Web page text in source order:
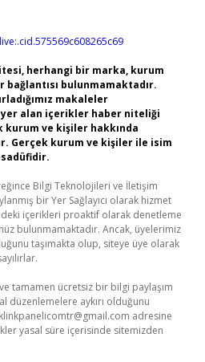
herhangi bir marka, kurum
bulunmamaktadır.
makaleler
yer alan içerikler haber niteliği
kurum ve kişiler hakkında
Gerçek kurum ve kişiler ile isim
Bilgi Teknolojileri ve İletişim
bir Yer Sağlayıcı olarak hizmet
içerikleri proaktif olarak denetleme
bulunmamaktadır. Ancak, üyelerimiz
taşımakta olup, siteye üye olarak
tamamen ücretsiz bir bilgi paylaşım
düzenlemelere aykırı olduğunu
adresine
yasal süre içerisinde sitemizden